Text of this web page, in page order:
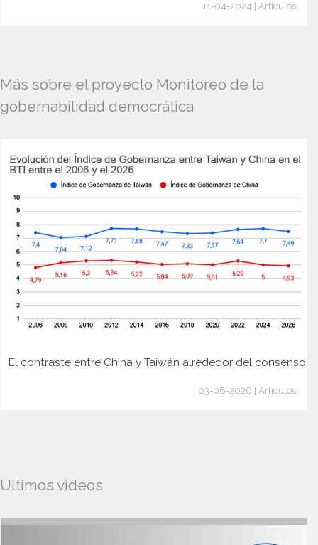
11-04-2024 | Artículos
Más sobre el proyecto Monitoreo de la
gobernabilidad democrática
El contraste entre China y Taiwán alrededor del consenso
03-08-2026 | Artículos
Ultimos videos